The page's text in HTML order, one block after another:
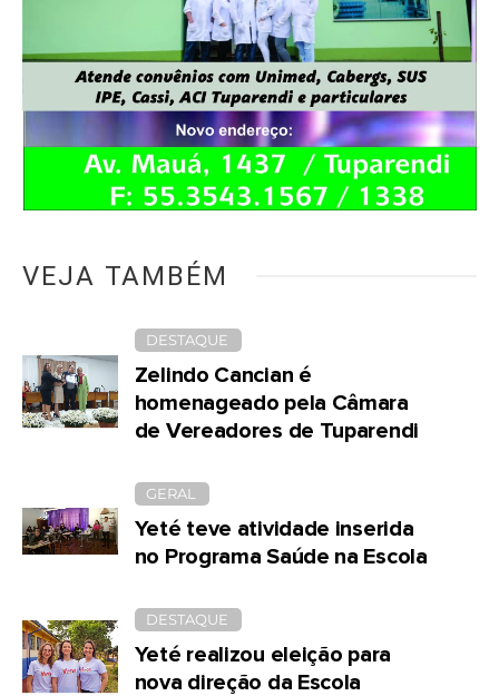
VEJA TAMBÉM
DESTAQUE
Zelindo Cancian é
homenageado pela Câmara
de Vereadores de Tuparendi
GERAL
Yeté teve atividade inserida
no Programa Saúde na Escola
DESTAQUE
Yeté realizou eleição para
nova direção da Escola